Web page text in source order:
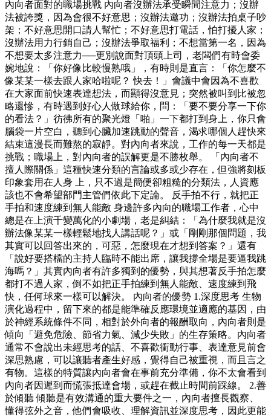
內向者面對的職場挑戰 內向者沒辦法承受瞬間注意力；沒辦
法被誇獎，因為會很不好意思；沒辦法邀功；沒辦法拍桌子吵
架；不好意思開口請人幫忙；不好意思打電話，怕打擾人家；
沒辦法用力行銷自己；沒辦法爭取福利；不想當第一名，因為
不想要太多注意力──更別說面對頂頭上司，老闆們有時會委
婉地說：「你好像比較慢熟哦」，有時則是直言：「你怎麼不
像某某一樣去跟人家哈啦呢？ 快去！」會議中會因為不喜歡
在大家面前快速表達想法，而顯得沒意見；突然被叫到比被忽
略還慘，有時遇到好心人做球給你，問：「要不要分享一下你
的看法？」彷彿所有的聚光燈「啪」一下都打到身上，你只會
腦袋一片空白，聽到心臟加速跳動的聲音，渴求哪個人趕快來
結束這漫長而難熬的寂靜。對內向者來說，工作的每一天都是
挑戰；職場上，對內向者的誤解更是不勝枚舉。 「內向者不
擅人際關係」這種快速分類的言論或多或少存在，但強將刻板
印象套用在人身 上，只不過是簡便卻粗糙的分類法，人資應
該也不會希望部門主管們依此下定論。 反手拍不行，就把正
手拍和速度練到無人能敵 身邊許多內向的職場工作者，心中
總是在上演千變萬化的小劇場，老是糾結：「為什麼我就是沒
辦法像某某一樣輕鬆地找人講話呢？」或「剛剛那個問題，我
其實可以回答出來的，可惡，怎麼現在才想到答案？」還有
「說好要搭檔的主持人臨時不能出席，讓我撐全場是要逼我跳
海嗎？」其實內向者有許多獨到的優勢，與其想著反手拍怎麼
都打不過人家，倒不如把正手拍練到無人能敵、速度練到飛
快，任何球來一樣可以解決。 內向者的優勢 1.深度思考 生物
演化過程中，留下來的都是能準確反應環境並適應的基因，由
於神經系統條件不同，相對於外向者的報酬取向，內向者則是
傾向「避免危險、節省力氣、減少失敗」的生存策略。內向者
通常不會說出未經思考的話、不喜歡衝動行事、表達意見前會
深思熟慮，可以讓聽者產生好感，覺得自己被重視，而且言之
有物。這樣的特質讓內向者會在事前充分準備，你不太會看到
內向者因遲到而慌張抵達會場，或趕在截止時間前踩線。 2.善
於傾聽 傾聽是有效溝通的重大要件之一，內向者擅長觀察、
懂得弦外之音，他們會吸收、理解資訊並深度思考，因此更能